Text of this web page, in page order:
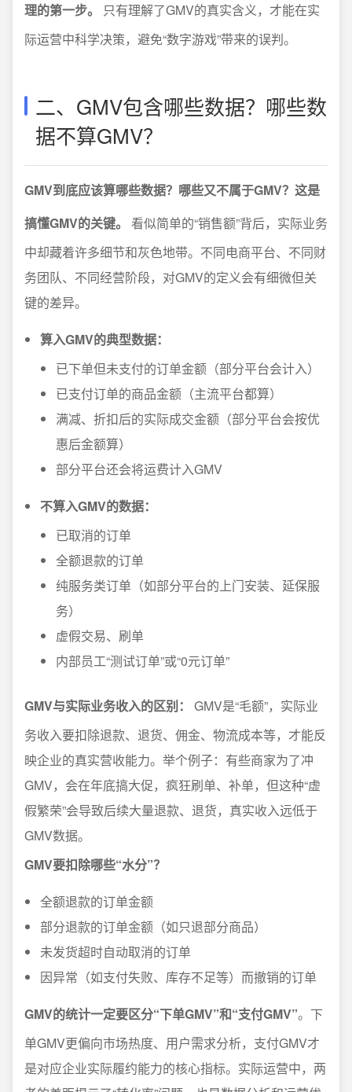
理的第一步。
只有理解了GMV的真实含义，才能在实
际运营中科学决策，避免“数字游戏”带来的误判。
二、GMV包含哪些数据？哪些数
据不算GMV？
GMV到底应该算哪些数据？哪些又不属于GMV？这是
搞懂GMV的关键。
看似简单的“销售额”背后，实际业务
中却藏着许多细节和灰色地带。不同电商平台、不同财
务团队、不同经营阶段，对GMV的定义会有细微但关
键的差异。
算入GMV的典型数据：
已下单但未支付的订单金额（部分平台会计入）
已支付订单的商品金额（主流平台都算）
满减、折扣后的实际成交金额（部分平台会按优
惠后金额算）
部分平台还会将运费计入GMV
不算入GMV的数据：
已取消的订单
全额退款的订单
纯服务类订单（如部分平台的上门安装、延保服
务）
虚假交易、刷单
内部员工“测试订单”或“0元订单”
GMV与实际业务收入的区别：
GMV是“毛额”，实际业
务收入要扣除退款、退货、佣金、物流成本等，才能反
映企业的真实营收能力。举个例子：有些商家为了冲
GMV，会在年底搞大促，疯狂刷单、补单，但这种“虚
假繁荣”会导致后续大量退款、退货，真实收入远低于
GMV数据。
GMV要扣除哪些“水分”？
全额退款的订单金额
部分退款的订单金额（如只退部分商品）
未发货超时自动取消的订单
因异常（如支付失败、库存不足等）而撤销的订单
GMV的统计一定要区分“下单GMV”和“支付GMV”。下
单GMV更偏向市场热度、用户需求分析，支付GMV才
是对应企业实际履约能力的核心指标。实际运营中，两